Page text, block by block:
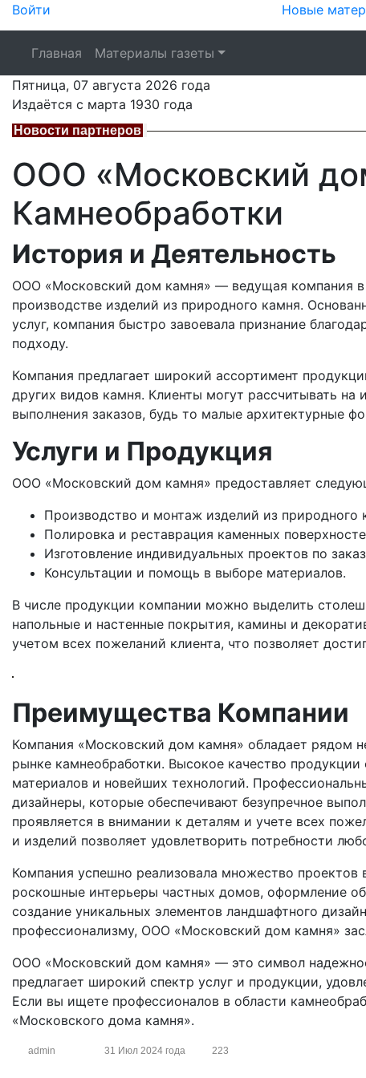
Войти Новые
Главная Материалы газеты
Пятница, 07 августа 2026 года
Издаётся с марта 1930 года
Новости партнеров
ООО «Московский
Камнеобработки
История и Деятельность
ООО «Московский дом камня» — ведущая компания
производстве изделий из природного камня.
услуг, компания быстро завоевала признание
подходу.
Компания предлагает широкий ассортимент
других видов камня. Клиенты могут рассчитывать
выполнения заказов, будь то малые архитектурные
Услуги и Продукция
ООО «Московский дом камня» предоставляет
Производство и монтаж изделий из природного
Полировка и реставрация каменных
Изготовление индивидуальных проектов по
Консультации и помощь в выборе материалов.
В числе продукции компании можно выделить
напольные и настенные покрытия, камины и
учетом всех пожеланий клиента, что позволяет
Преимущества Компании
Компания «Московский дом камня» обладает
рынке камнеобработки. Высокое качество
материалов и новейших технологий.
дизайнеры, которые обеспечивают безупречное
проявляется в внимании к деталям и учете всех
и изделий позволяет удовлетворить потребности
Компания успешно реализовала множество
роскошные интерьеры частных домов, оформление
создание уникальных элементов ландшафтного
профессионализму, ООО «Московский дом камня»
ООО «Московский дом камня» — это символ
предлагает широкий спектр услуг и продукции,
Если вы ищете профессионалов в области
«Московского дома камня».
admin 31 Июл 2024 года 223